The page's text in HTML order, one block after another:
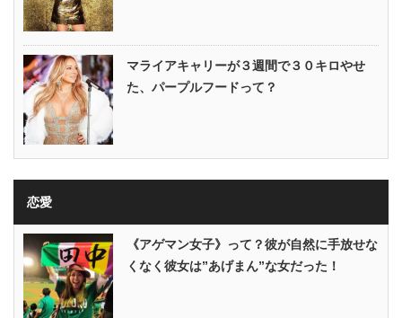
マライアキャリーが３週間で３０キロやせ
た、パープルフードって？
恋愛
《アゲマン女子》って？彼が自然に手放せな
くなく彼女は”あげまん”な女だった！